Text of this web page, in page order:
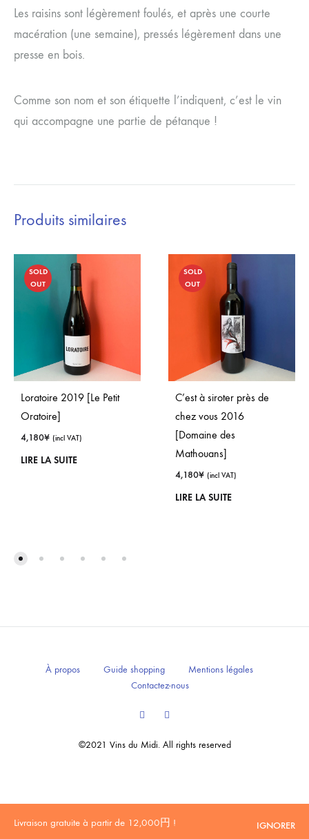
Livraison gratuite à partir de 12,000円 ! IGNORER
Les raisins sont légèrement foulés, et après une courte
macération (une semaine), pressés légèrement dans une
presse en bois.
Comme son nom et son étiquette l’indiquent, c’est le vin
qui accompagne une partie de pétanque !
Produits similaires
SOLD
OUT
Loratoire 2019 [Le Petit
Oratoire]
4,180¥ (incl VAT)
LIRE LA SUITE
SOLD
OUT
C’est à siroter près de
chez vous 2016
[Domaine des
Mathouans]
4,180¥ (incl VAT)
LIRE LA SUITE
©2021 Vins du Midi. All rights reserved
À propos Guide shopping
Mentions légales
Contactez-nous
Facebook